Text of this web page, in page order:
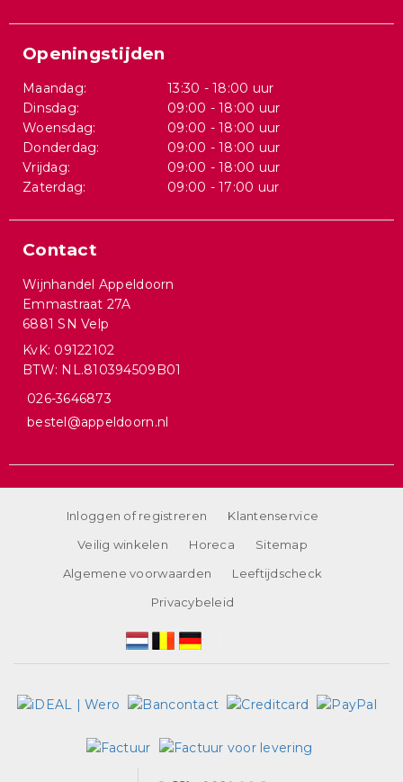
Openingstijden
Maandag:
13:30 - 18:00 uur
Dinsdag:
09:00 - 18:00 uur
Woensdag:
09:00 - 18:00 uur
Donderdag:
09:00 - 18:00 uur
Vrijdag:
09:00 - 18:00 uur
Zaterdag:
09:00 - 17:00 uur
Contact
Wijnhandel Appeldoorn
Emmastraat 27A
6881 SN Velp
KvK: 09122102
BTW: NL.810394509B01
026-3646873
bestel@appeldoorn.nl
Inloggen of registreren
Klantenservice
Veilig winkelen
Horeca
Sitemap
Algemene voorwaarden
Leeftijdscheck
Privacybeleid